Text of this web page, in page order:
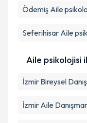
Ödemiş Aile
Seferihisar Aile
Aile psikolojisi
İzmir Bireysel
İzmir Aile